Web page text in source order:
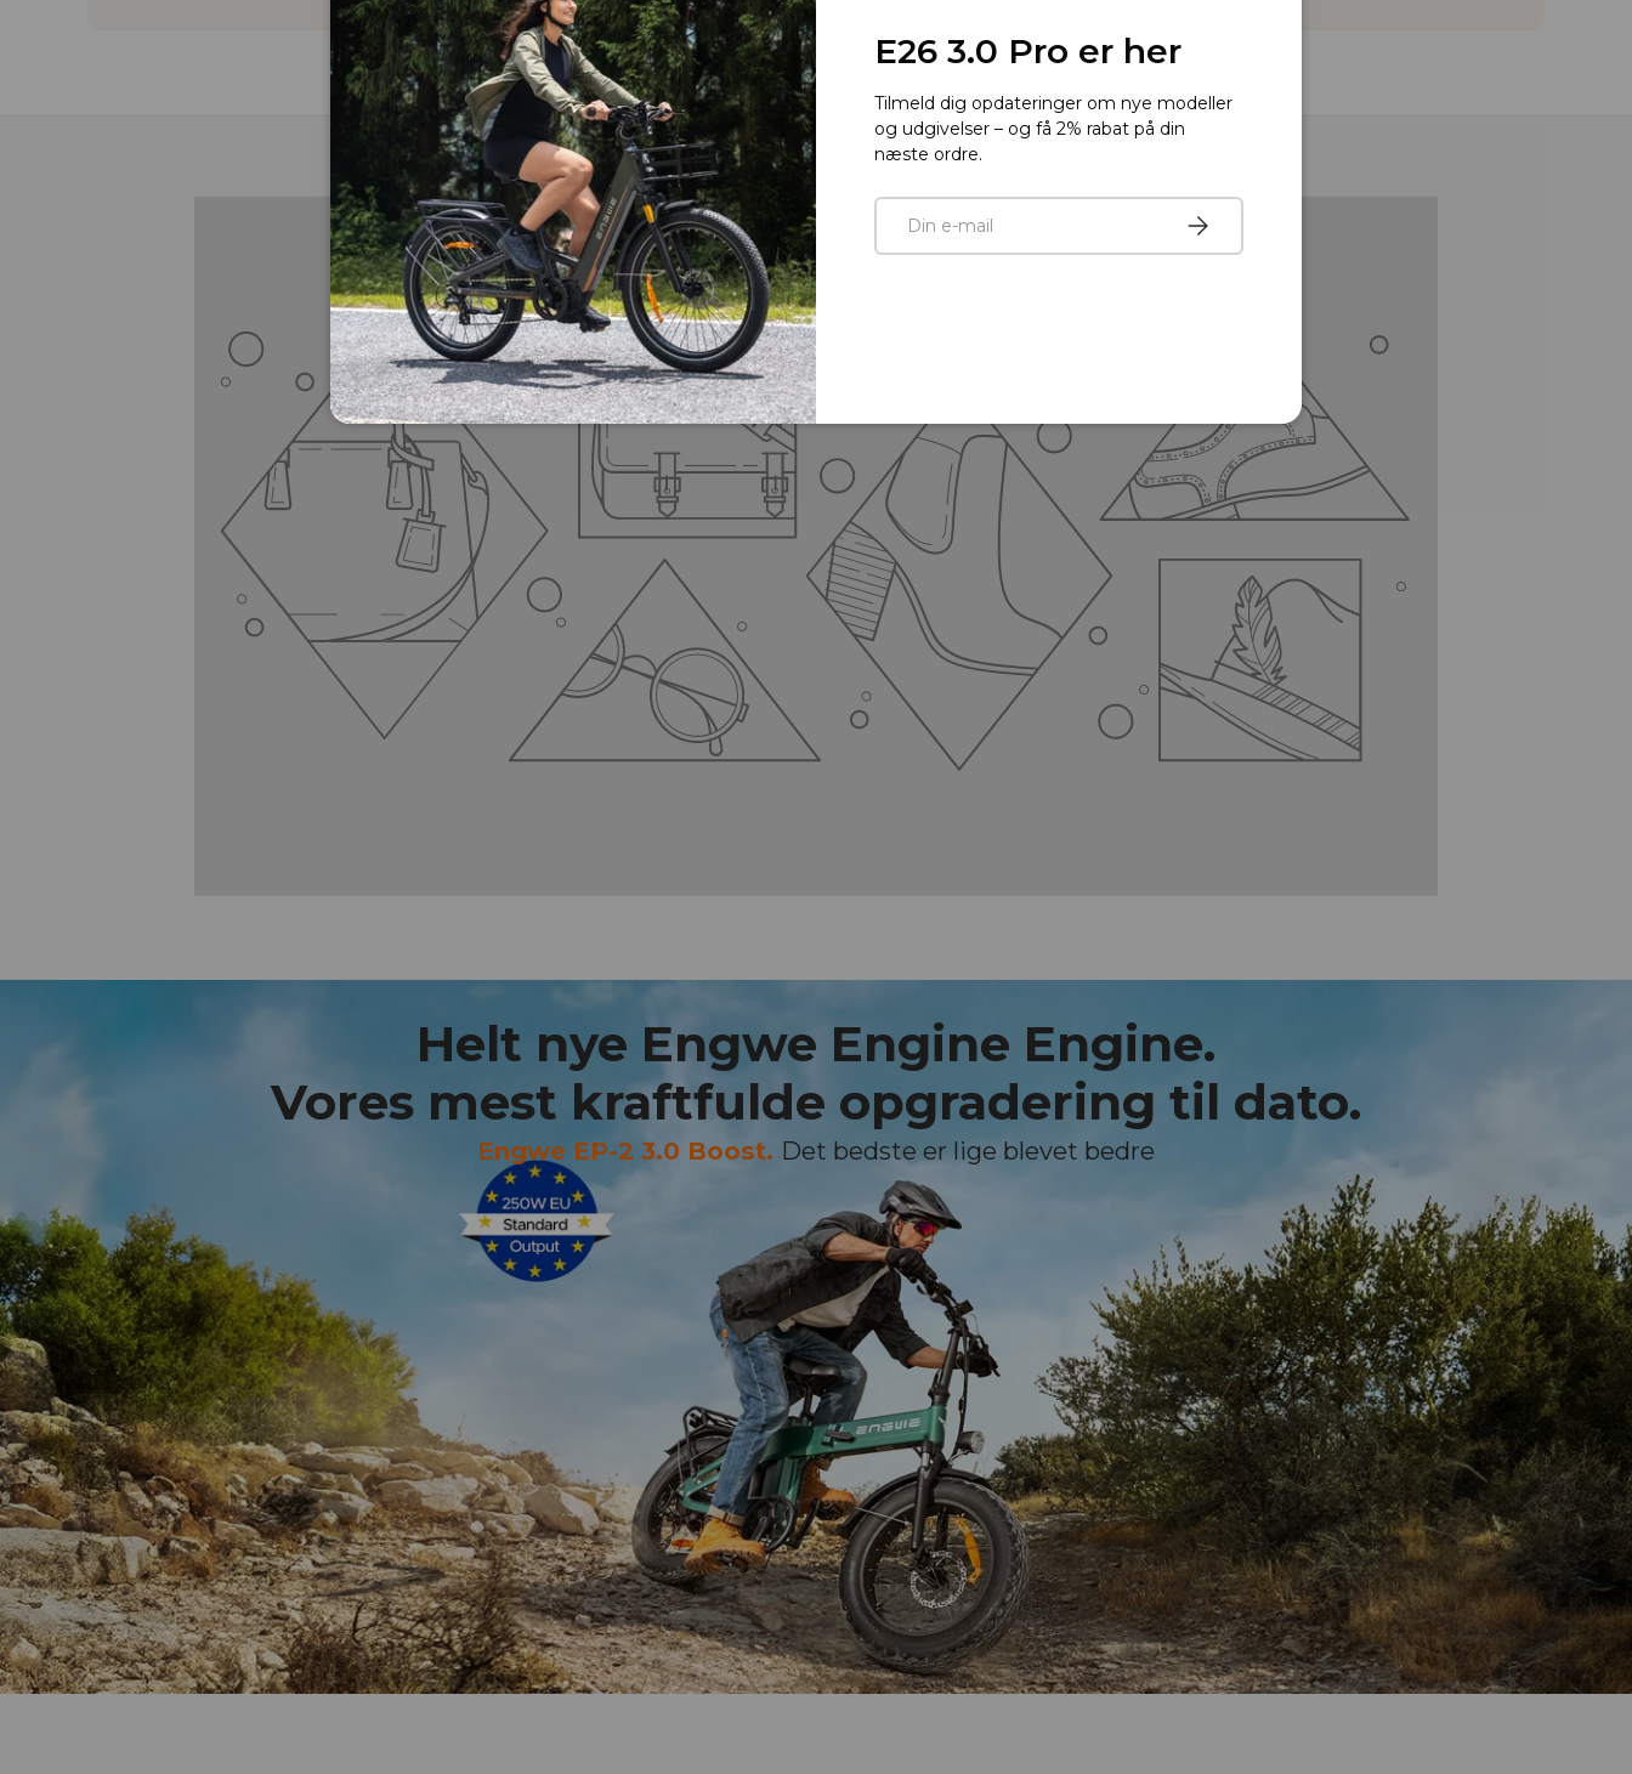
Helt nye Engwe Engine Engine.
Vores mest kraftfulde opgradering til dato.
Engwe EP-2 3.0 Boost. Det bedste er lige blevet bedre
E26 3.0 Pro er her
Tilmeld dig opdateringer om nye modeller
og udgivelser – og få 2% rabat på din
næste ordre.
E-mail Tilmeld